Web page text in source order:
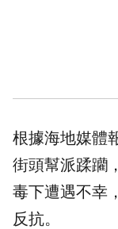
根據海地媒體
街頭幫派蹂躪
毒下遭遇不幸
反抗。